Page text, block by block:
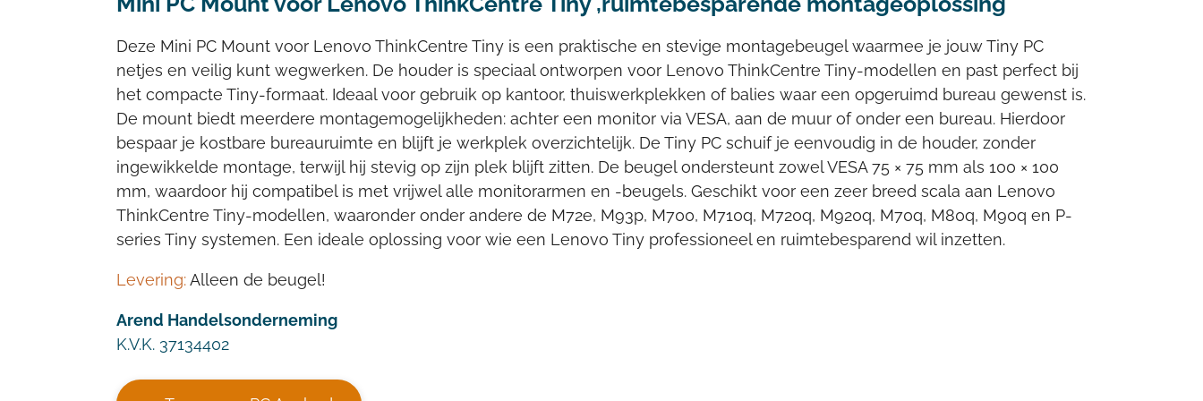
Deze Mini PC Mount voor Lenovo ThinkCentre Tiny is een praktische en stevige montagebeugel waarmee je jouw Tiny PC
netjes en veilig kunt wegwerken. De houder is speciaal ontworpen voor Lenovo ThinkCentre Tiny-modellen en past perfect bij
het compacte Tiny-formaat. Ideaal voor gebruik op kantoor, thuiswerkplekken of balies waar een opgeruimd bureau gewenst is.
De mount biedt meerdere montagemogelijkheden: achter een monitor via VESA, aan de muur of onder een bureau. Hierdoor
bespaar je kostbare bureauruimte en blijft je werkplek overzichtelijk. De Tiny PC schuif je eenvoudig in de houder, zonder
ingewikkelde montage, terwijl hij stevig op zijn plek blijft zitten. De beugel ondersteunt zowel VESA 75 × 75 mm als 100 × 100
mm, waardoor hij compatibel is met vrijwel alle monitorarmen en -beugels. Geschikt voor een zeer breed scala aan Lenovo
ThinkCentre Tiny-modellen, waaronder onder andere de M72e, M93p, M700, M710q, M720q, M920q, M70q, M80q, M90q en P-
series Tiny systemen. Een ideale oplossing voor wie een Lenovo Tiny professioneel en ruimtebesparend wil inzetten.
Levering:Alleen de beugel!
Arend Handelsonderneming
K.V.K. 37134402